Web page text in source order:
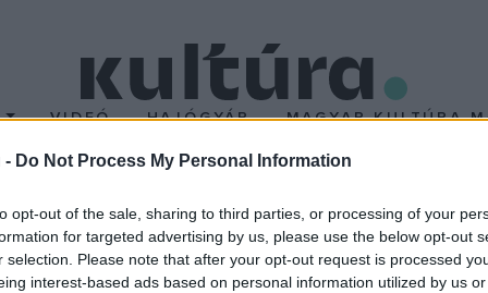
- Do Not Process My Personal Information
opt-out of the sale, sharing to third parties, or processing of your
for targeted advertising by us, please use the below opt-out
selection. Please note that after your opt-out request is processed
interest-based ads based on personal information utilized by us
VIDEÓ HAJÓGYÁR MAGYAR KULTÚRA
a magyar film
31. és november 11. között a Denver Film Society